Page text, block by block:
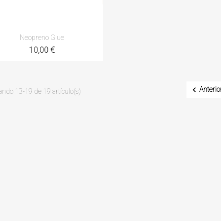
Vista rápida
Neopreno Glue
10,00 €
13-19 de 19 artículo(s) 